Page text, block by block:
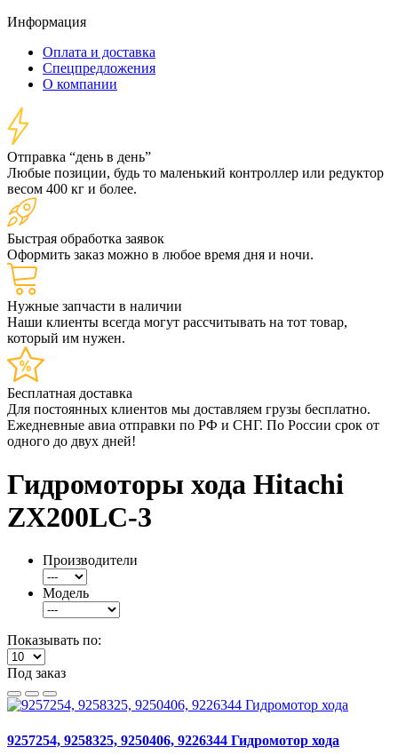
Информация
Оплата и доставка
Спецпредложения
О компании
Отправка “день в день”
Любые позиции, будь то маленький контроллер или редуктор
весом 400 кг и более.
Быстрая обработка заявок
Оформить заказ можно в любое время дня и ночи.
Нужные запчасти в наличии
Наши клиенты всегда могут рассчитывать на тот товар,
который им нужен.
Бесплатная доставка
Для постоянных клиентов мы доставляем грузы бесплатно.
Ежедневные авиа отправки по РФ и СНГ. По России срок от
одного до двух дней!
Гидромоторы хода Hitachi
ZX200LC-3
Производители
Модель
Показывать по:
Под заказ
9257254, 9258325, 9250406, 9226344 Гидромотор хода